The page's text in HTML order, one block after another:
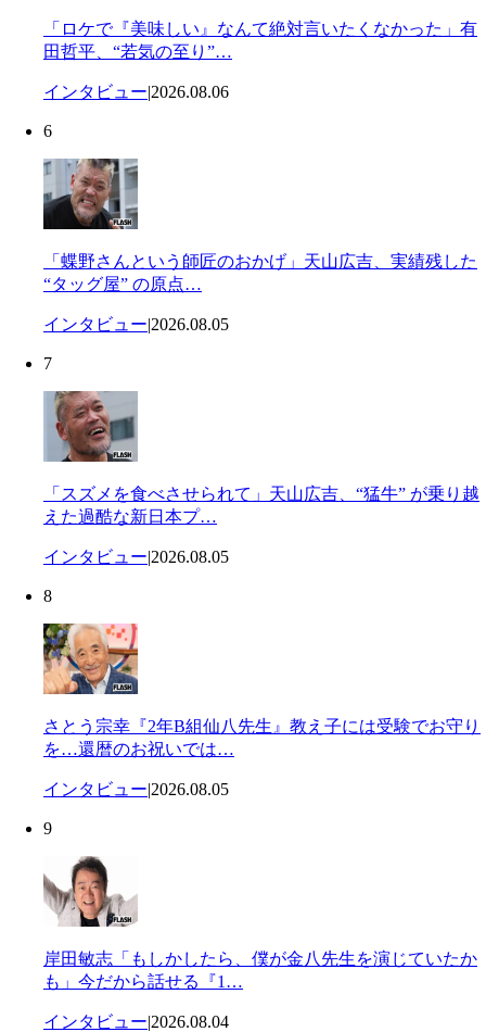
「ロケで『美味しい』なんて絶対言いたくなかった」有
田哲平、“若気の至り”…
インタビュー|2026.08.06
6
「蝶野さんという師匠のおかげ」天山広吉、実績残した
“タッグ屋” の原点…
インタビュー|2026.08.05
7
「スズメを食べさせられて」天山広吉、“猛牛” が乗り越
えた過酷な新日本プ…
インタビュー|2026.08.05
8
さとう宗幸『2年B組仙八先生』教え子には受験でお守り
を…還暦のお祝いでは…
インタビュー|2026.08.05
9
岸田敏志「もしかしたら、僕が金八先生を演じていたか
も」今だから話せる『1…
インタビュー|2026.08.04